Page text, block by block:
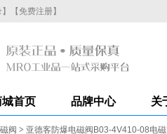
【免费注册】
城首页 品牌中心 关
阀 > 亚德客防爆电磁阀B03-4V410-08电